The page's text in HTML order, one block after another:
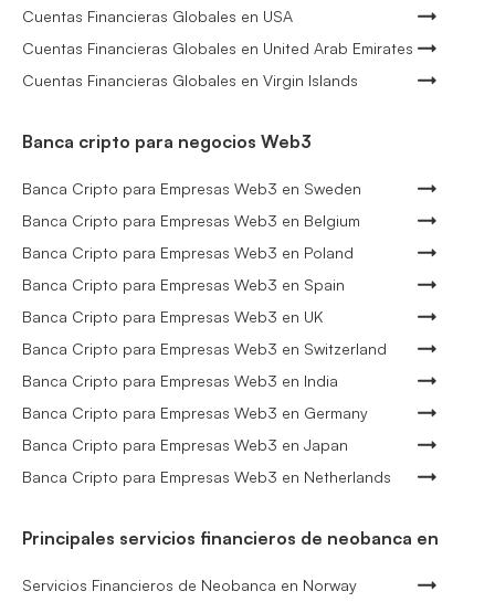
Cuentas Financieras Globales en USA
Cuentas Financieras Globales en United Arab Emirates
Cuentas Financieras Globales en Virgin Islands
Banca cripto para negocios Web3
Banca Cripto para Empresas Web3 en Sweden
Banca Cripto para Empresas Web3 en Belgium
Banca Cripto para Empresas Web3 en Poland
Banca Cripto para Empresas Web3 en Spain
Banca Cripto para Empresas Web3 en UK
Banca Cripto para Empresas Web3 en Switzerland
Banca Cripto para Empresas Web3 en India
Banca Cripto para Empresas Web3 en Germany
Banca Cripto para Empresas Web3 en Japan
Banca Cripto para Empresas Web3 en Netherlands
Principales servicios financieros de neobanca en
Servicios Financieros de Neobanca en Norway